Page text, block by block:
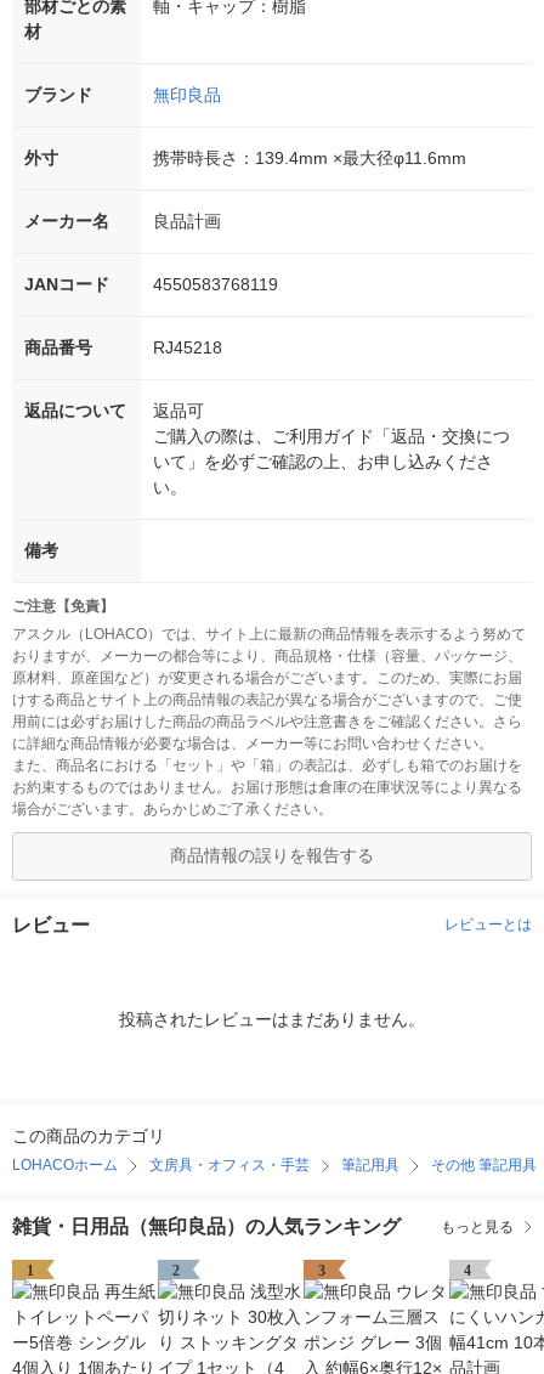
部材ごとの素
材
軸・キャップ：樹脂
ブランド 無印良品
外寸 携帯時長さ：139.4mm ×最大径φ11.6mm
メーカー名 良品計画
JANコード 4550583768119
商品番号 RJ45218
返品について
返品可
ご購入の際は、ご利用ガイド「返品・交換につ
いて」を必ずご確認の上、お申し込みくださ
い。
備考
ご注意【免責】
アスクル（LOHACO）では、サイト上に最新の商品情報を表示するよう努めて
おりますが、メーカーの都合等により、商品規格・仕様（容量、パッケージ、
原材料、原産国など）が変更される場合がございます。このため、実際にお届
けする商品とサイト上の商品情報の表記が異なる場合がございますので、ご使
用前には必ずお届けした商品の商品ラベルや注意書きをご確認ください。さら
に詳細な商品情報が必要な場合は、メーカー等にお問い合わせください。
また、商品名における「セット」や「箱」の表記は、必ずしも箱でのお届けを
お約束するものではありません。お届け形態は倉庫の在庫状況等により異なる
場合がございます。あらかじめご了承ください。
商品情報の誤りを報告する
レビュー レビューとは
投稿されたレビューはまだありません。
この商品のカテゴリ
LOHACOホーム 文房具・オフィス・手芸 筆記用具 その他 筆記用具
雑貨・日用品（無印良品）の人気ランキング もっと見る
1 2 3 4